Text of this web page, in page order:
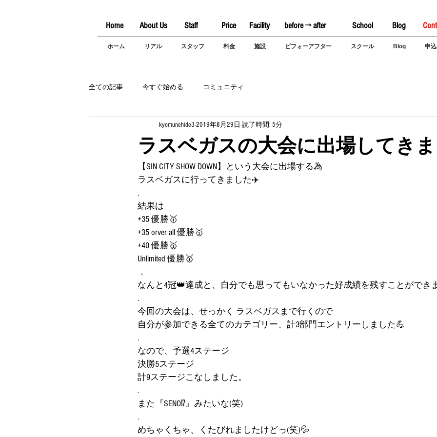
Home About Us Staff Price Facility before → after School Blog
ホーム リアル スタッフ 料金 施設 ビフォーアフター スクール Blog 申
全ての記事 今すぐ始める コミュニティ
ラスベガスの大会に出場してき
kyomunehide3 2019年8月29日 読了時間: 5分
【SIN CITY SHOW DOWN】という大会に出場する為
ラスベガスに行ってきました✈️
.
結果は
+35 優勝🥇
+35 orver all 優勝🥇
+40 優勝🥇
Unlimited 優勝🥇
．
なんと4冠👑達成と、自分でも思ってもいなかった好成績を残すことができ
.
今回の大会は、せっかく ラスベガスまで行くので
自分が参加できる全てのカテゴリー、計3部門エントリーしました💪
.
なので、予選4ステージ
決勝5ステージ
計9ステージこなしました。
.
また『SENO⁉️』みたいな(笑)
.
めちゃくちゃ、くたびれましたけどっ(笑)💦